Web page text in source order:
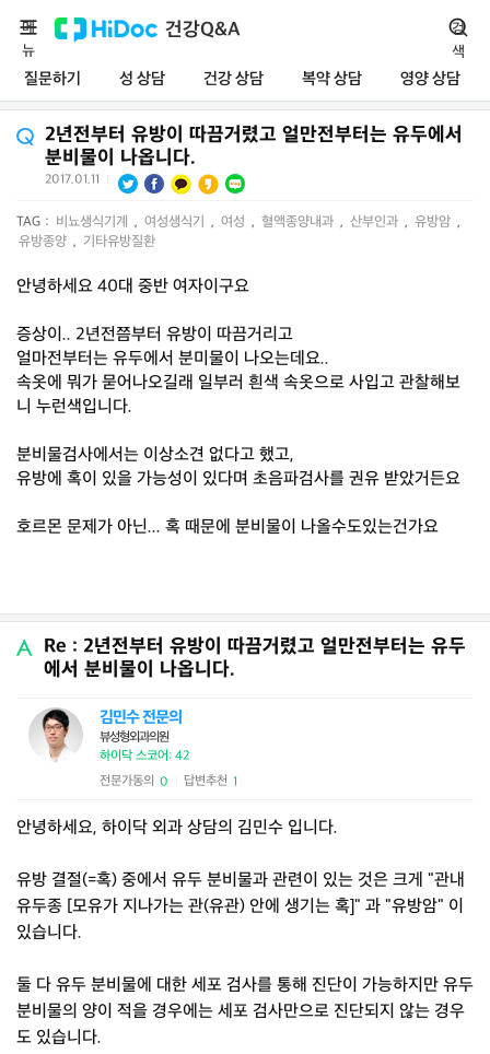
건강Q&A
질문하기 성 상담 건강 상담 복약 상담 영양 상담
메
뉴
검
색
2년전부터 유방이 따끔거렸고 얼만전부터는 유두에서
분비물이 나옵니다.
2017.01.11
TAG : 비뇨생식기계 , 여성생식기 , 여성 , 혈액종양내과 , 산부인과 , 유방암 ,
유방종양 , 기타유방질환
안녕하세요 40대 중반 여자이구요
증상이.. 2년전쯤부터 유방이 따끔거리고
얼마전부터는 유두에서 분미물이 나오는데요..
속옷에 뭐가 묻어나오길래 일부러 흰색 속옷으로 사입고 관찰해보
니 누런색입니다.
분비물검사에서는 이상소견 없다고 했고,
유방에 혹이 있을 가능성이 있다며 초음파검사를 권유 받았거든요
호르몬 문제가 아닌... 혹 때문에 분비물이 나올수도있는건가요
Re : 2년전부터 유방이 따끔거렸고 얼만전부터는 유두
에서 분비물이 나옵니다.
김민수 전문의
뷰성형외과의원
하이닥 스코어: 42
전문가동의 0 답변추천 1
안녕하세요, 하이닥 외과 상담의 김민수 입니다.
유방 결절(=혹) 중에서 유두 분비물과 관련이 있는 것은 크게 "관내
유두종 [모유가 지나가는 관(유관) 안에 생기는 혹]" 과 "유방암" 이
있습니다.
둘 다 유두 분비물에 대한 세포 검사를 통해 진단이 가능하지만 유두
분비물의 양이 적을 경우에는 세포 검사만으로 진단되지 않는 경우
도 있습니다.